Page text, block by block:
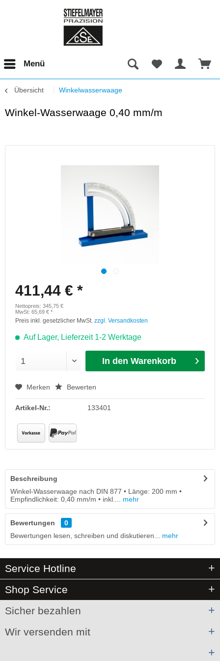
Menü
Übersicht Winkelwasserwaage
Winkel-Wasserwaage 0,40 mm/m
411,44 € *
Nettopreis: 345,75 €
MwSt: 65,69 € *
Preis inkl. gesetzlicher MwSt. zzgl. Versandkosten
Auf Lager, Lieferzeit 1-2 Werktage
In den Warenkorb
Merken Bewerten
Artikel-Nr.: 133401
Beschreibung
Winkel-Wasserwaage nach DIN 877 • Länge: 200 mm •
Empfindlichkeit: 0,40 mm/m • inkl....
mehr
Bewertungen
0
Bewertungen lesen, schreiben und diskutieren...
mehr
Service Hotline
Shop Service
Sicher bezahlen
Wir versenden mit